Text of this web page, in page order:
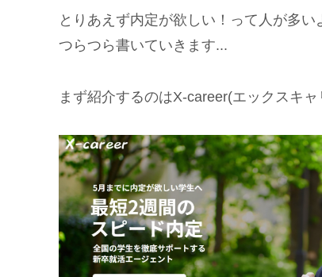
とりあえず内定が欲しい！って人が多
つらつら書いていきます...
まず紹介するのはX-career(エックスキャ